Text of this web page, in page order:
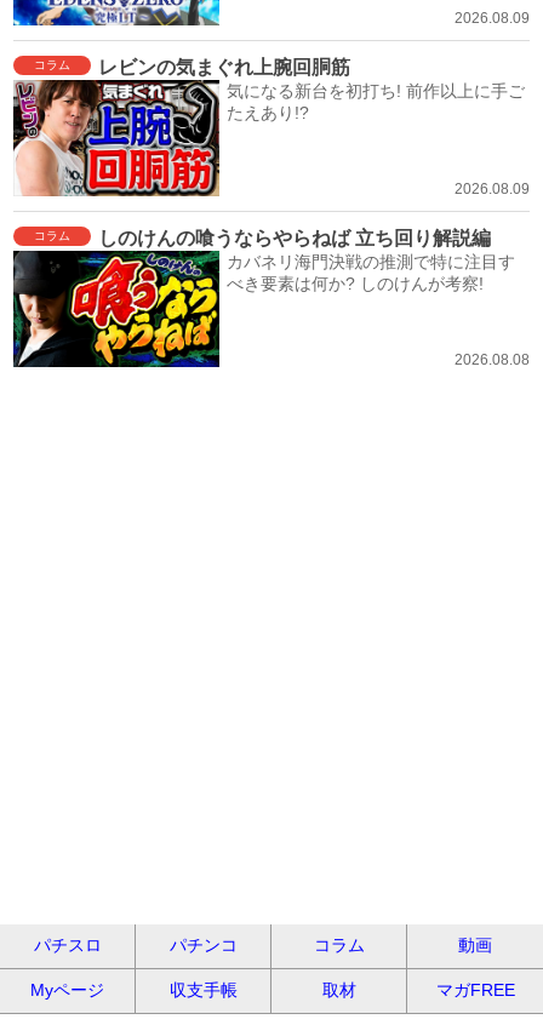
2026.08.09
コラム レビンの気まぐれ上腕回胴筋
気になる新台を初打ち! 前作以上に手ご
たえあり!?
2026.08.09
コラム しのけんの喰うならやらねば 立ち回り解説編
カバネリ海門決戦の推測で特に注目す
べき要素は何か? しのけんが考察!
2026.08.08
パチスロ パチンコ コラム 動画
Myページ 収支手帳 取材 マガFREE